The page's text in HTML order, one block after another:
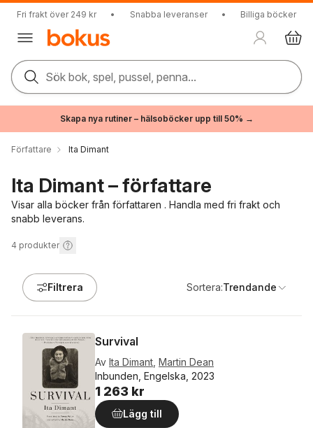
Fri frakt över 249 kr • Snabba leveranser • Billiga böcker
Sök bok, spel, pussel, penna...
Skapa nya rutiner – hälsoböcker upp till 50% →
Författare Ita Dimant
Ita Dimant – författare
Visar alla böcker från författaren . Handla med fri frakt och
snabb leverans.
4 produkter
Filtrera Sortera:Trendande
Survival
Av Ita Dimant Martin Dean
Inbunden, Engelska, 2023
1 263 kr
Lägg till